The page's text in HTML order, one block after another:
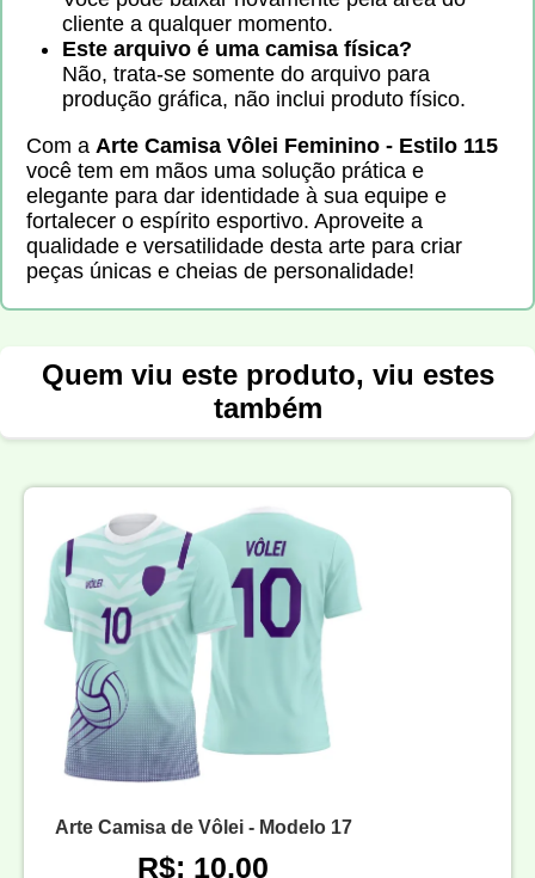
cliente a qualquer momento.
Este arquivo é uma camisa física?
Não, trata-se somente do arquivo para
produção gráfica, não inclui produto físico.
Com a Arte Camisa Vôlei Feminino - Estilo 115
você tem em mãos uma solução prática e
elegante para dar identidade à sua equipe e
fortalecer o espírito esportivo. Aproveite a
qualidade e versatilidade desta arte para criar
peças únicas e cheias de personalidade!
Quem viu este produto, viu estes
também
Arte Camisa de Vôlei - Modelo 17
R$: 10,00